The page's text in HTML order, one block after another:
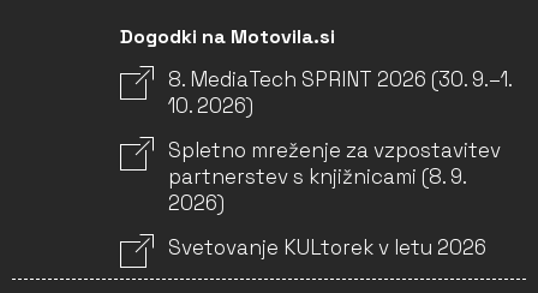
Dogodki na Motovila.si
8. MediaTech SPRINT 2026 (30. 9.–1.
10. 2026)
Spletno mreženje za vzpostavitev
partnerstev s knjižnicami (8. 9.
2026)
Svetovanje KULtorek v letu 2026